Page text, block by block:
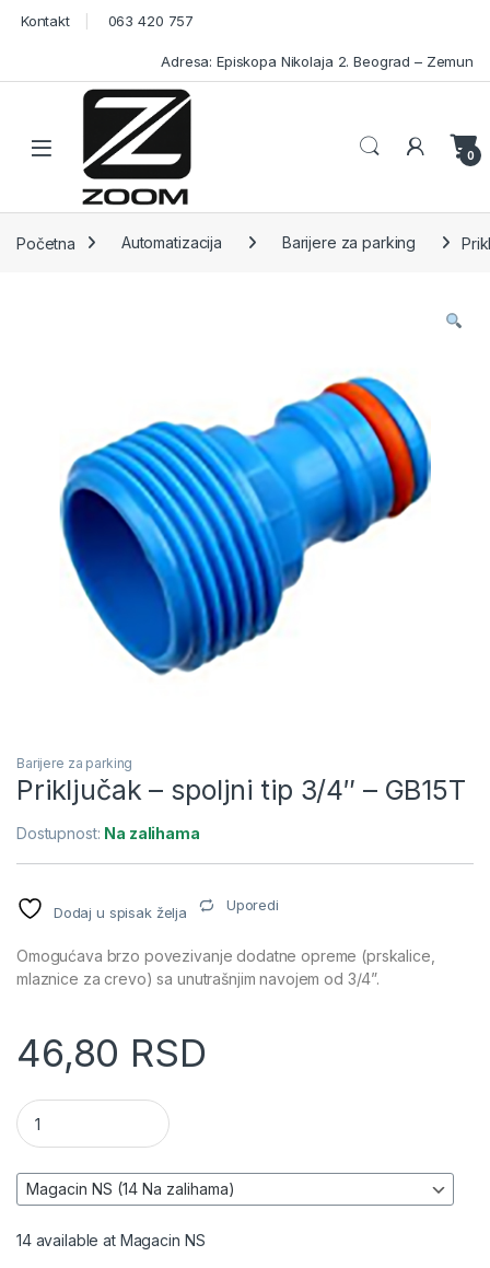
Skip to navigation
Skip to content
Kontakt 063 420 757
Adresa: Episkopa Nikolaja 2. Beograd – Zemun
Open 0
Početna Automatizacija Barijere za parking
Barijere za parking
Priključak – spoljni tip 3/4″ – GB15T
Dostupnost: Na zalihama
Dodaj u spisak želja Uporedi
Omogućava brzo povezivanje dodatne opreme (prskalice,
mlaznice za crevo) sa unutrašnjim navojem od 3/4”.
46,80 RSD
Priključak - spoljni tip 3/4" - GB15T količina
14 available at Magacin NS